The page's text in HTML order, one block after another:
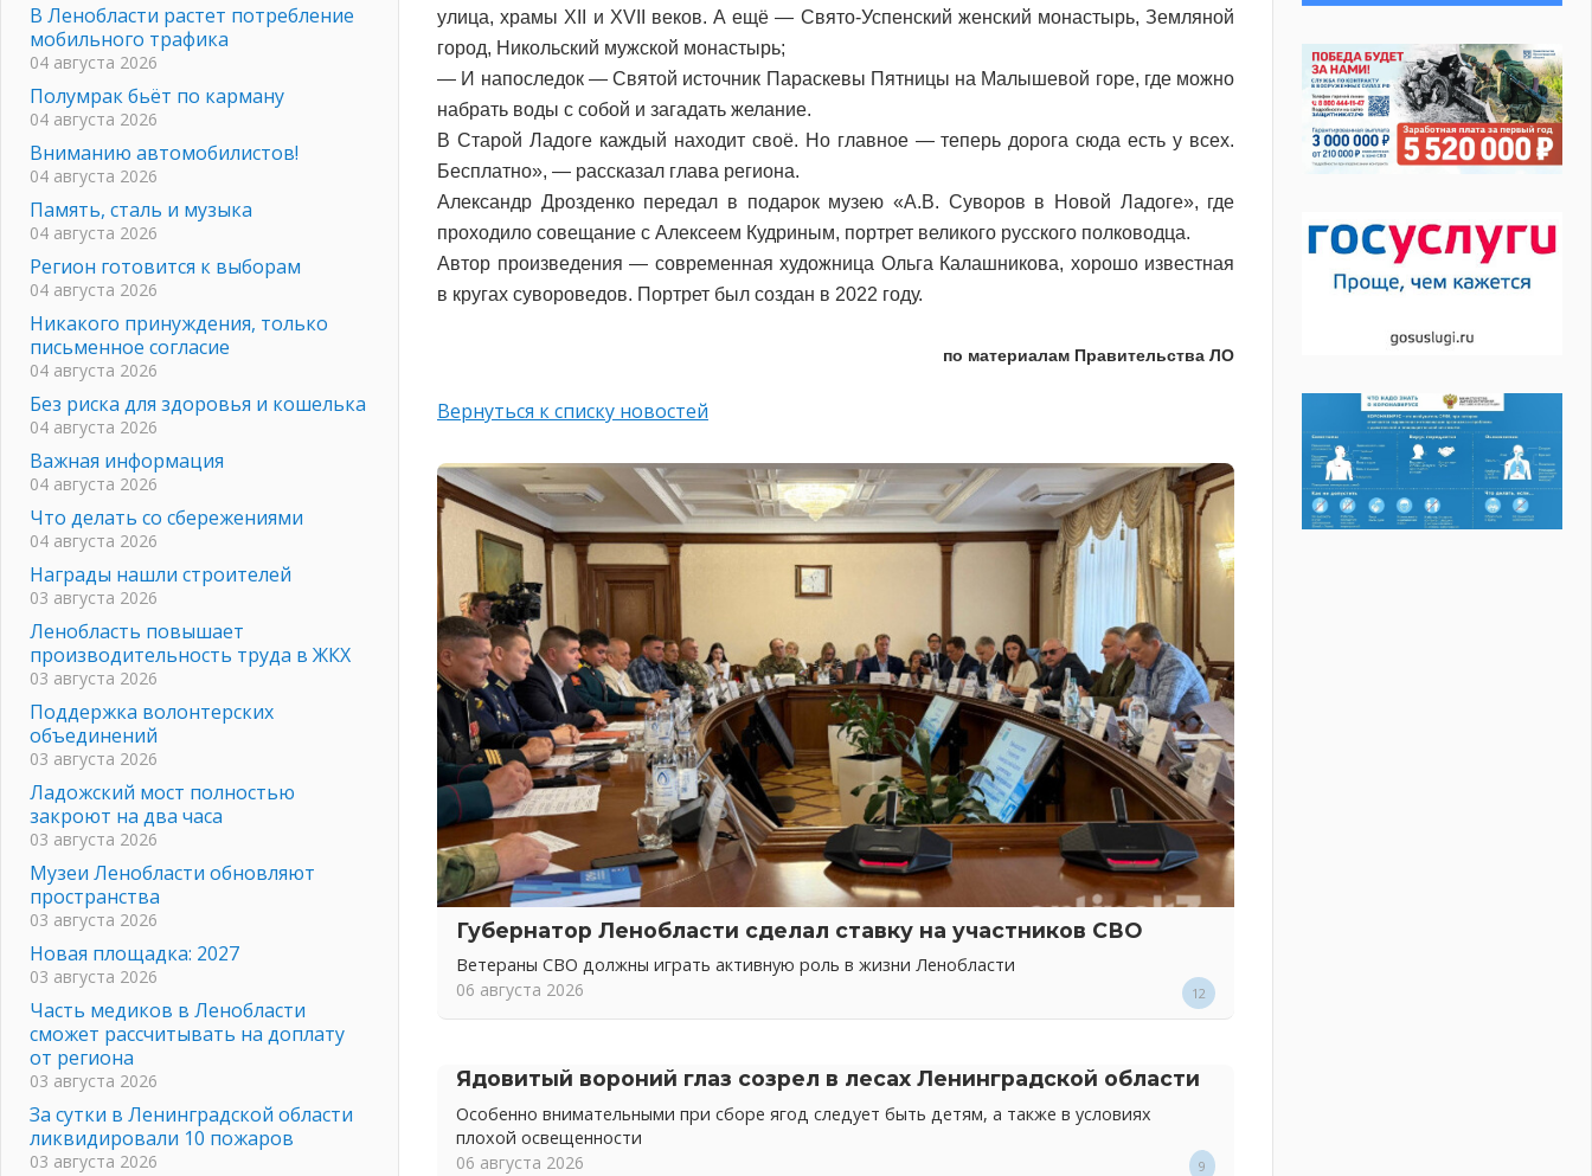
улица, храмы XII и XVII веков. А ещё — Свято-Успенский женский монастырь, Земляной
город, Никольский мужской монастырь;
— И напоследок — Святой источник Параскевы Пятницы на Малышевой горе, где можно
набрать воды с собой и загадать желание.
В Старой Ладоге каждый находит своё. Но главное — теперь дорога сюда есть у всех.
Бесплатно», — рассказал глава региона.
Александр Дрозденко передал в подарок музею «А.В. Суворов в Новой Ладоге», где
проходило совещание с Алексеем Кудриным, портрет великого русского полководца.
Автор произведения — современная художница Ольга Калашникова, хорошо известная
в кругах сувороведов. Портрет был создан в 2022 году.
по материалам Правительства ЛО
Вернуться к списку новостей
Губернатор Ленобласти сделал ставку на участников СВО
Ветераны СВО должны играть активную роль в жизни Ленобласти
06 августа 2026
12
Ядовитый вороний глаз созрел в лесах Ленинградской области
Особенно внимательными при сборе ягод следует быть детям, а также в условиях
плохой освещенности
06 августа 2026
9
В Ленобласти растет потребление
мобильного трафика
04 августа 2026
Полумрак бьёт по карману
04 августа 2026
Вниманию автомобилистов!
04 августа 2026
Память, сталь и музыка
04 августа 2026
Регион готовится к выборам
04 августа 2026
Никакого принуждения, только
письменное согласие
04 августа 2026
Без риска для здоровья и кошелька
04 августа 2026
Важная информация
04 августа 2026
Что делать со сбережениями
04 августа 2026
Награды нашли строителей
03 августа 2026
Ленобласть повышает
производительность труда в ЖКХ
03 августа 2026
Поддержка волонтерских
объединений
03 августа 2026
Ладожский мост полностью
закроют на два часа
03 августа 2026
Музеи Ленобласти обновляют
пространства
03 августа 2026
Новая площадка: 2027
03 августа 2026
Часть медиков в Ленобласти
сможет рассчитывать на доплату
от региона
03 августа 2026
За сутки в Ленинградской области
ликвидировали 10 пожаров
03 августа 2026